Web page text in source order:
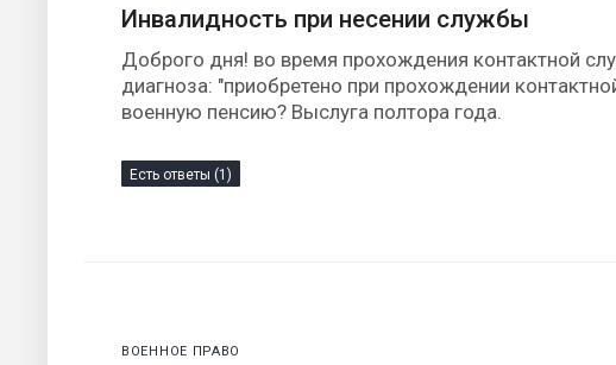
Инвалидность при несении службы
Доброго дня! во время прохождения контактной
диагноза: "приобретено при прохождении
военную пенсию? Выслуга полтора года.
Есть ответы (1)
ВОЕННОЕ ПРАВО